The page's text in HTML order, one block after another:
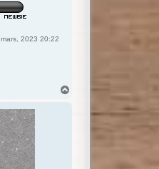
2023 20:22